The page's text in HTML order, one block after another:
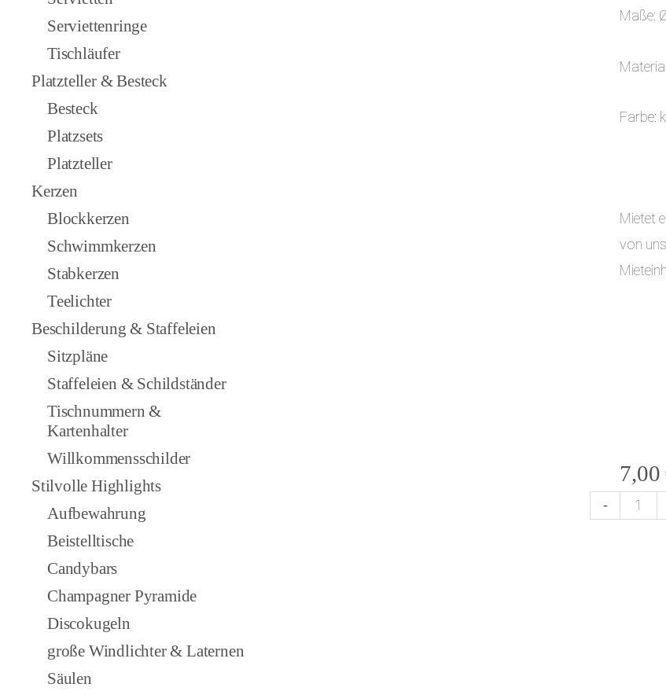
Serviettenringe
Tischläufer
Platzteller & Besteck
Besteck
Platzsets
Platzteller
Kerzen
Blockkerzen
Schwimmkerzen
Stabkerzen
Teelichter
Beschilderung & Staffeleien
Sitzpläne
Staffeleien & Schildständer
Tischnummern &
Kartenhalter
Willkommensschilder
Stilvolle Highlights
Aufbewahrung
Beistelltische
Candybars
Champagner Pyramide
Discokugeln
große Windlichter & Laternen
Säulen
Maße:
Farbe:
Mietet
von
7,00
-
W